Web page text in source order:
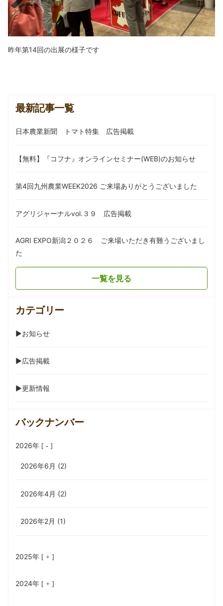
昨年第14回の出展の様子です
最新記事一覧
日本農業新聞 トマト特集 広告掲載
【無料】『コフナ』オンラインセミナー(WEB)のお知らせ
第4回九州農業WEEK2026 ご来場ありがとうございました
アグリジャーナルvol.３９ 広告掲載
AGRI EXPO新潟２０２６ ご来場いただき有難うございまし
た
一覧を見る
カテゴリー
▶︎お知らせ
▶︎広告掲載
▶︎更新情報
バックナンバー
2026年
2026年6月 (2)
2026年4月 (2)
2026年2月 (1)
2025年
2024年